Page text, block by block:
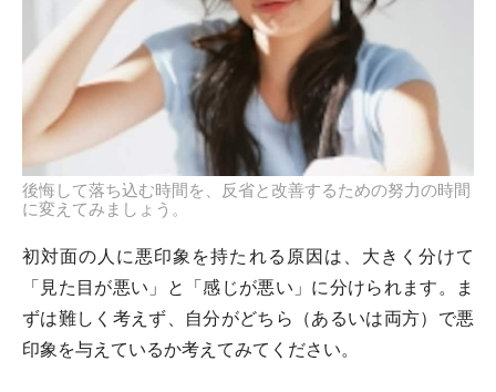
後悔して落ち込む時間を、反省と改善するための努力の時間
に変えてみましょう。
初対面の人に悪印象を持たれる原因は、大きく分けて
「見た目が悪い」と「感じが悪い」に分けられます。ま
ずは難しく考えず、自分がどちら（あるいは両方）で悪
印象を与えているか考えてみてください。